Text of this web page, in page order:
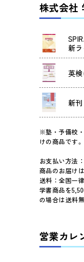
株式会社
新
英
新
※塾・予備校
けの商品です。
お支払い方法
商品のお届け
送料：全国一
学書商品を
の場合は送料
営業カレ